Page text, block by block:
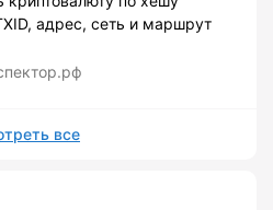
адрес, сеть и маршрут
все